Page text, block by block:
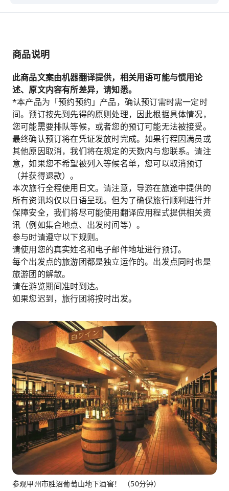
商品说明
此商品文案由机器翻译提供，相关用语可能与惯用论
述、原文内容有所差异，请知悉。
*本产品为「预约预约」产品，确认预订需时需一定时
间。预订按先到先得的原则处理，因此根据具体情况，
您可能需要排队等候，或者您的预订可能无法被接受。
最终确认预订将在凭证发放时完成。如果行程因满员或
其他原因取消，我们将在规定的天数内与您联系。请注
意，如果您不希望被列入等候名单，您可以取消预订
（并获得退款）。
本次旅行全程使用日文。请注意，导游在旅途中提供的
所有资讯均仅以日语呈现。但为了确保旅行顺利进行并
保障安全，我们将尽可能使用翻译应用程式提供相关资
讯（例如集合地点、出发时间等）。
参与时请遵守以下规则。
请使用您的真实姓名和电子邮件地址进行预订。
每个出发点的旅游团都是独立运作的。出发点同时也是
旅游团的解散。
请在游览期间准时到达。
如果您迟到，旅行团将按时出发。
参观甲州市胜沼葡萄山地下酒窖！ （50分钟）